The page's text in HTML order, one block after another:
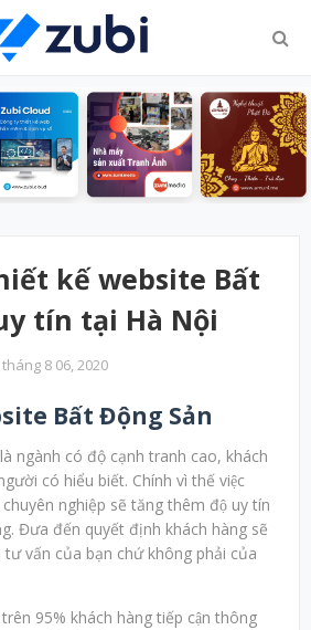
kế website Bất
tín tại Hà Nội
tháng 8 06, 2020
Bất Động Sản
ngành có độ cạnh tranh cao, khách
có hiểu biết. Chính vì thế việc
nghiệp sẽ tăng thêm độ uy tín
Đưa đến quyết định khách hàng sẽ
tư vấn của bạn chứ không phải của
95% khách hàng tiếp cận thông